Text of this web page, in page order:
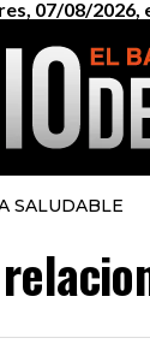
07/08/2026,
SALUDABLE